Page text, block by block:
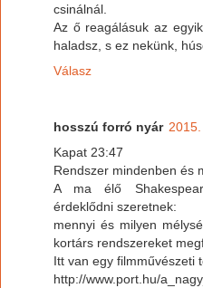
csinálnál.
Az ő reagálásuk az
haladsz, s ez nekünk,
Válasz
hosszú forró nyár
Kapat 23:47
Rendszer mindenben és
A ma élő
érdeklődni szeretnek:
mennyi és milyen
kortárs rendszereket
Itt van egy filmművészeti
http://www.port.hu/